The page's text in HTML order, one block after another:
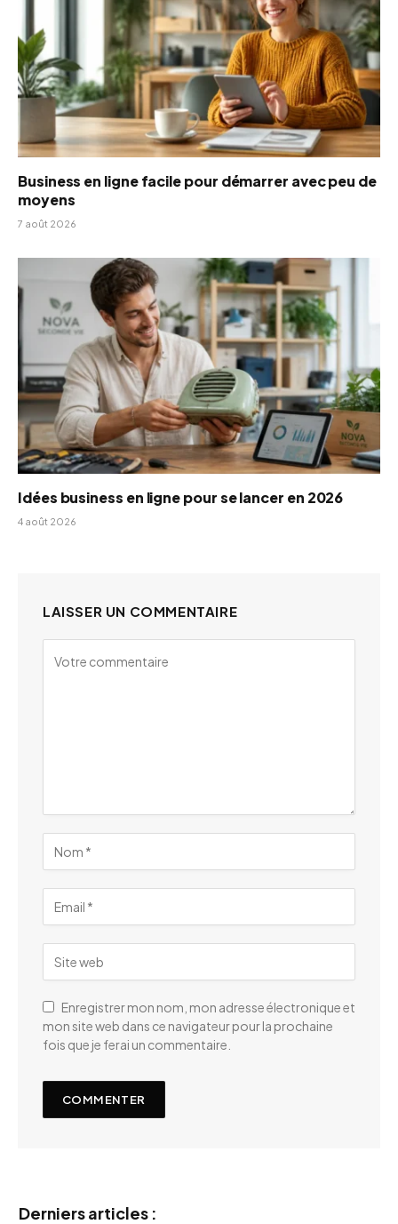
Business en ligne facile pour démarrer avec peu de
moyens
7 août 2026
Idées business en ligne pour se lancer en 2026
4 août 2026
LAISSER UN COMMENTAIRE
Enregistrer mon nom, mon adresse électronique et
mon site web dans ce navigateur pour la prochaine
fois que je ferai un commentaire.
Derniers articles :